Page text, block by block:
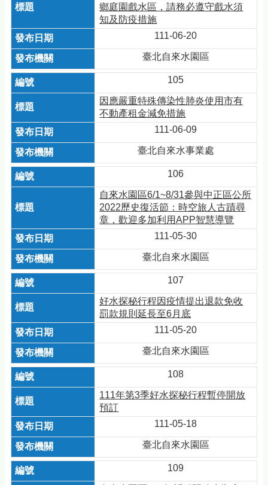
鄉庭園戲水區，請務必遵守戲水須
知及防疫措施
111-06-20
臺北自來水園區
105
因應嚴重特殊傳染性肺炎使用市有
不動產租金減免措施
111-06-09
臺北自來水事業處
106
自來水園區6/1~8/31參與中正區公所
2022歷史復活節：時空旅人古蹟尋
章，歡迎多加利用APP智慧導覽
111-05-30
臺北自來水園區
107
好水探秘行程因疫情提出退款免收
罰款規則延長至6月底
111-05-20
臺北自來水園區
108
111年第3季好水探秘行程暫停開放
預訂
111-05-18
臺北自來水園區
109